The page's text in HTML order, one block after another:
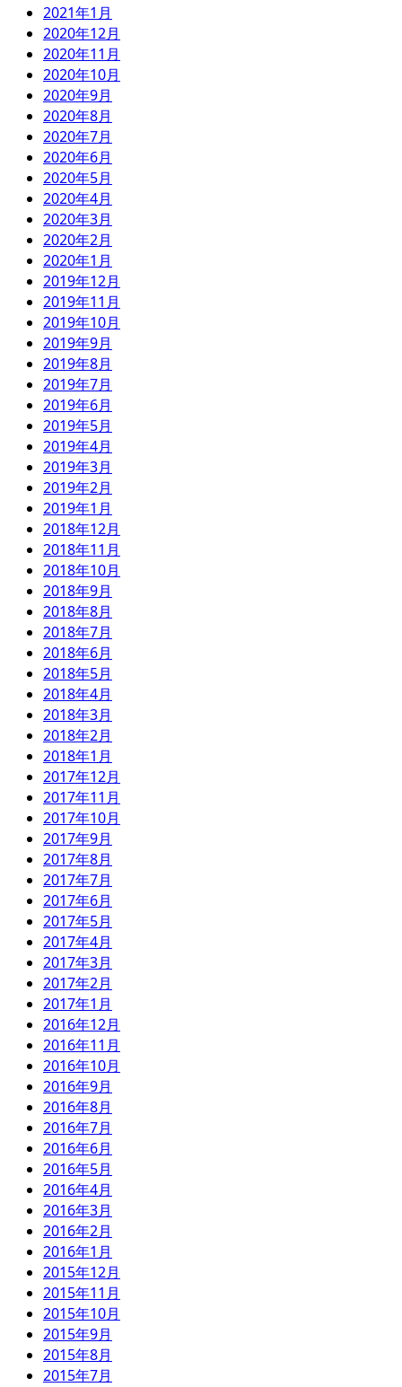
2021年1月
2020年12月
2020年11月
2020年10月
2020年9月
2020年8月
2020年7月
2020年6月
2020年5月
2020年4月
2020年3月
2020年2月
2020年1月
2019年12月
2019年11月
2019年10月
2019年9月
2019年8月
2019年7月
2019年6月
2019年5月
2019年4月
2019年3月
2019年2月
2019年1月
2018年12月
2018年11月
2018年10月
2018年9月
2018年8月
2018年7月
2018年6月
2018年5月
2018年4月
2018年3月
2018年2月
2018年1月
2017年12月
2017年11月
2017年10月
2017年9月
2017年8月
2017年7月
2017年6月
2017年5月
2017年4月
2017年3月
2017年2月
2017年1月
2016年12月
2016年11月
2016年10月
2016年9月
2016年8月
2016年7月
2016年6月
2016年5月
2016年4月
2016年3月
2016年2月
2016年1月
2015年12月
2015年11月
2015年10月
2015年9月
2015年8月
2015年7月